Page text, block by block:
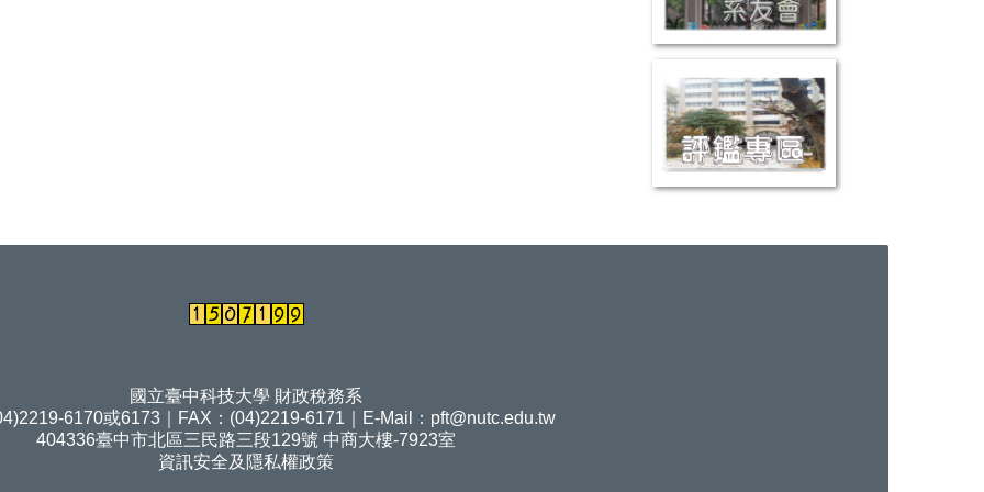
國立臺中科技大學 財政稅務系
6170或6173｜FAX：(04)2219-6171｜E-Mail： pft@nutc.edu.tw
404336臺中市北區三民路三段129號 中商大樓-7923室
資訊安全及隱私權政策